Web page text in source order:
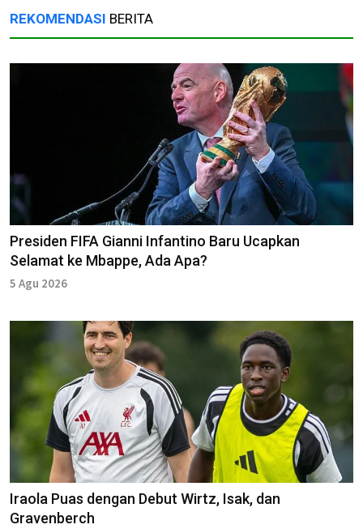
REKOMENDASI BERITA
Presiden FIFA Gianni Infantino Baru Ucapkan
Selamat ke Mbappe, Ada Apa?
5 Agu 2026
Iraola Puas dengan Debut Wirtz, Isak, dan
Gravenberch